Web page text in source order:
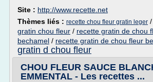
Site : http://www.recette.net
Thèmes liés : recette chou fleur gratin leger /
gratin chou fleur / recette gratin de chou
bechamel / recette gratin de chou fleur
gratin d chou fleur
CHOU FLEUR SAUCE
EMMENTAL - Les recettes ...